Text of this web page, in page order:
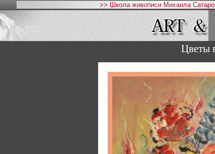
>> Школа живописи Михаила
Цветы